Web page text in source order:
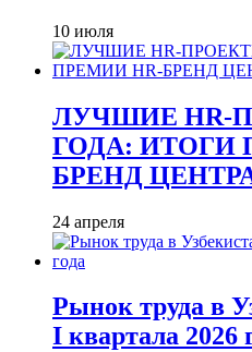
10 июля
ЛУЧШИЕ HR-
ГОДА: ИТОГИ
БРЕНД
24 апреля
Рынок труда в
I квартала 2026